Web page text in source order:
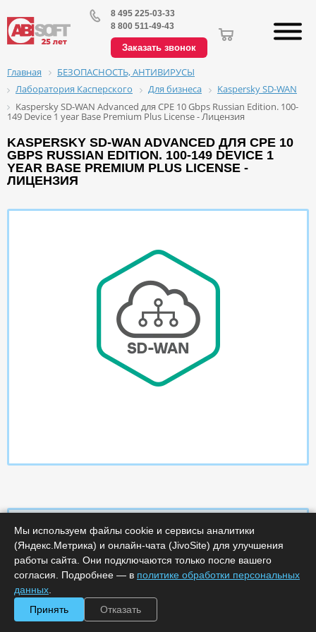
8 495 225-03-33
8 800 511-49-43
Заказать звонок
Главная
БЕЗОПАСНОСТЬ, АНТИВИРУСЫ
Лаборатория Касперского
Для бизнеса
Kaspersky SD-WAN
Kaspersky SD-WAN Advanced для CPE 10 Gbps Russian Edition. 100-
149 Device 1 year Base Premium Plus License - Лицензия
KASPERSKY SD-WAN ADVANCED ДЛЯ CPE 10
GBPS RUSSIAN EDITION. 100-149 DEVICE 1
YEAR BASE PREMIUM PLUS LICENSE -
ЛИЦЕНЗИЯ
Характеристики
Минимальное количество лицензий :
Код :
0000-323432
Мы используем файлы cookie и сервисы аналитики
(Яндекс.Метрика) и онлайн-чата (JivoSite) для улучшения
работы сайта. Они подключаются только после вашего
согласия. Подробнее — в политике обработки персональных
данных
Принять
Отказать